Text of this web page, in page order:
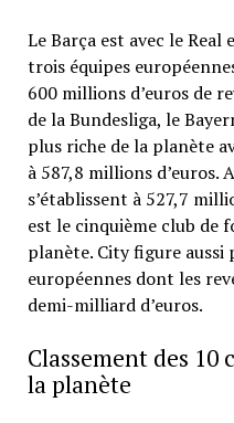
Le Barça est avec le
trois équipes
600 millions d’euros de
de la Bundesliga, le
plus riche de la planète
à 587,8 millions d’euros.
s’établissent à 527,7
est le cinquième club de
planète. City figure aussi
européennes dont les
demi-milliard d’euros.
Classement des 10
la planète